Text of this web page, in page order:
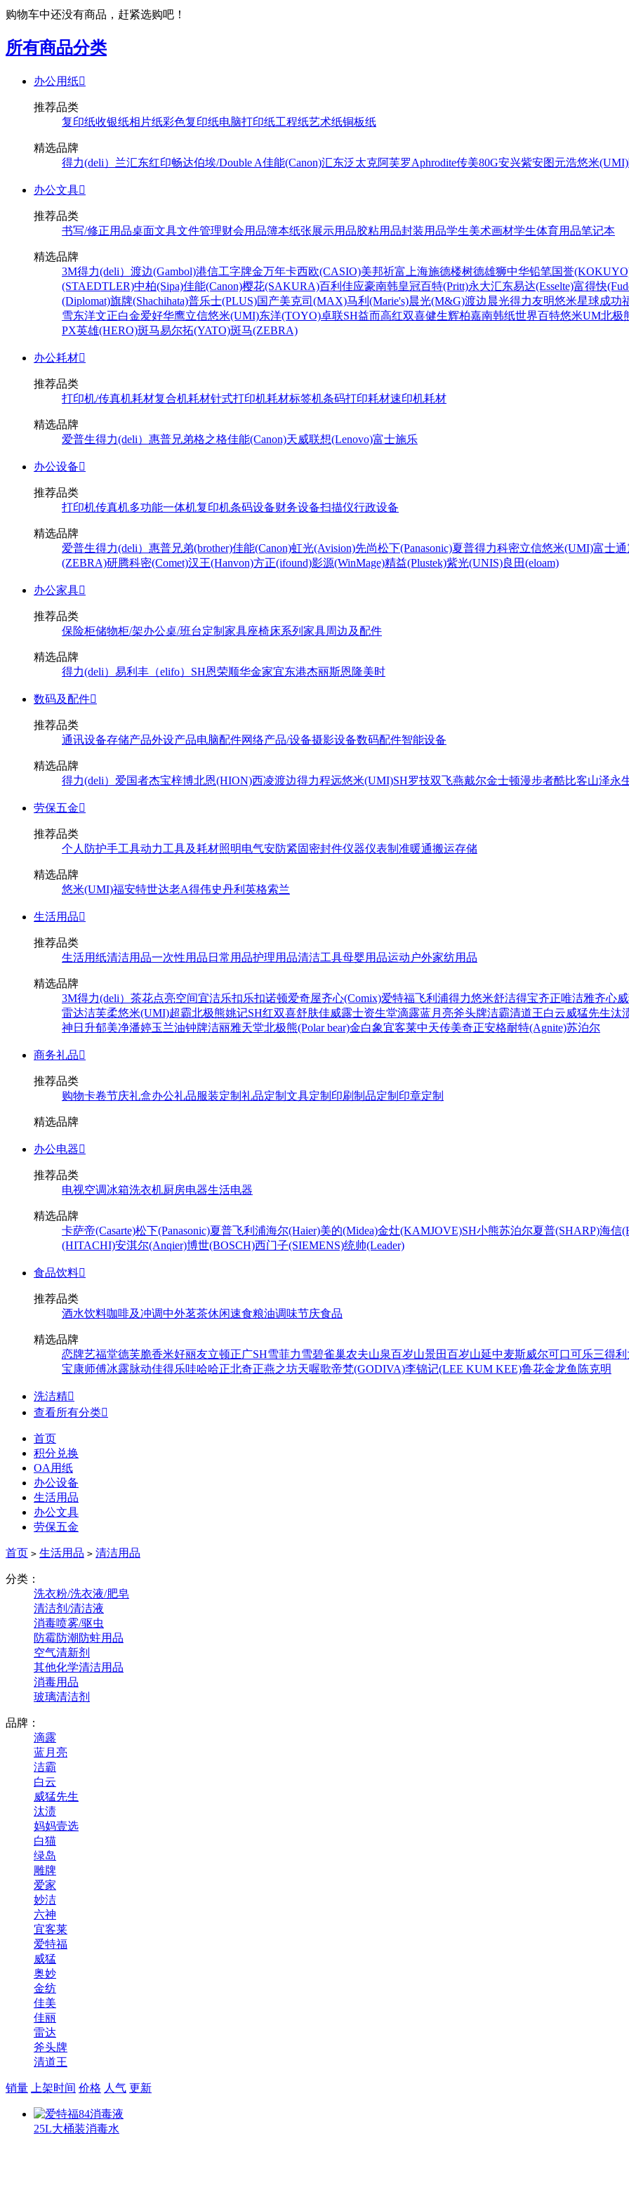
购物车中还没有商品，赶紧选购吧！
所有商品分类
办公用纸
推荐品类
复印纸收银纸相片纸彩色复印纸电脑打印纸工程纸艺术纸铜板纸
精选品牌
得力(deli） 兰汇东红印畅达伯埃/Double A佳能(Canon)汇东泛太克阿芙罗Aphrodite传美80G安兴紫安图元浩悠米(UMI)
办公文具
推荐品类
书写/修正用品桌面文具文件管理财会用品簿本纸张展示用品胶粘用品封装用品学生美术画材学生体育用品笔记本
精选品牌
3M得力(deli） 渡边(Gambol)港信工字牌金万年卡西欧(CASIO)美邦祈富 上海施德楼树德雄狮中华铅笔国誉
(STAEDTLER)中柏(Sipa)佳能(Canon)樱花(SAKURA)百利佳应豪南韩皇冠百特(Pritt)永大汇东易达(Esselte)富得快
(Diplomat)旗牌(Shachihata)普乐士(PLUS)国产美克司(MAX)马利(Marie's)晨光(M&G)渡边 晨光得力友明悠米星球成功
雪东洋文正白金爱好华鹰立信悠米(UMI)东洋(TOYO)卓联SH益而高红双喜健生辉柏嘉南韩纸世界百特悠米UM北极
PX英雄(HERO)斑马易尔拓(YATO)斑马(ZEBRA)
办公耗材
推荐品类
打印机/传真机耗材复合机耗材针式打印机耗材标签机条码打印耗材速印机耗材
精选品牌
爱普生得力(deli） 惠普兄弟格之格佳能(Canon)天威联想(Lenovo)富士施乐
办公设备
推荐品类
打印机传真机多功能一体机复印机条码设备财务设备扫描仪行政设备
精选品牌
爱普生得力(deli） 惠普兄弟(brother)佳能(Canon)虹光(Avision)先尚松下(Panasonic)夏普得力科密立信悠米(UMI)富士通
(ZEBRA)研腾科密(Comet)汉王(Hanvon)方正(ifound)影源(WinMage)精益(Plustek)紫光(UNIS)良田(eloam)
办公家具
推荐品类
保险柜储物柜/架办公桌/班台定制家具座椅床系列 家具周边及配件
精选品牌
得力(deli） 易利丰（elifo） SH恩荣顺华金家宜东港杰丽斯恩隆美时
数码及配件
推荐品类
通讯设备存储产品外设产品电脑配件网络产品/设备摄影设备数码配件智能设备
精选品牌
得力(deli） 爱国者杰宝梓博北恩(HION)西凌渡边得力程远悠米(UMI)SH罗技双飞燕戴尔金士顿漫步者酷比客山泽永
劳保五金
推荐品类
个人防护手工具动力工具及耗材照明电气安防紧固密封件仪器仪表制准暖通搬运存储
精选品牌
悠米(UMI)福安特世达老A得伟史丹利 英格索兰
生活用品
推荐品类
生活用纸清洁用品一次性用品 日常用品护理用品清洁工具母婴用品运动户外家纺用品
精选品牌
3M得力(deli） 茶花点亮空间宜洁乐扣乐扣诺顿爱奇屋齐心(Comix)爱特福飞利浦得力悠米舒洁得宝齐正唯洁雅齐心
雷达洁芙柔悠米(UMI)超霸北极熊姚记SH红双喜舒肤佳威露士资生堂滴露蓝月亮斧头牌洁霸清道王白云威猛先生汰
神 日升郁美净潘婷玉兰油钟牌洁丽雅天堂北极熊(Polar bear)金白象宜客莱中天传美奇正安格耐特(Agnite)苏泊尔
商务礼品
推荐品类
购物卡卷节庆礼盒办公礼品服装定制 礼品定制 文具定制 印刷制品定制 印章定制
精选品牌
办公电器
推荐品类
电视空调冰箱洗衣机厨房电器生活电器
精选品牌
卡萨帝(Casarte)松下(Panasonic)夏普飞利浦海尔(Haier)美的(Midea)金灶(KAMJOVE)SH小熊苏泊尔夏普(SHARP)海信
(HITACHI)安淇尔(Anqier)博世(BOSCH)西门子(SIEMENS)统帅(Leader)
食品饮料
推荐品类
酒水饮料咖啡及冲调中外茗茶休闲速食粮油调味节庆食品
精选品牌
恋牌艺福堂德芙脆香米好丽友立顿正广SH雪菲力雪碧雀巢农夫山泉百岁山景田百岁山延中麦斯威尔可口可乐三得利
宝康师傅冰露脉动佳得乐哇哈哈正北奇正燕之坊天喔歌帝梵(GODIVA)李锦记(LEE KUM KEE)鲁花金龙鱼 陈克明
洗洁精
查看所有分类
首页
积分兑换
OA用纸
办公设备
生活用品
办公文具
劳保五金
首页 > 生活用品 > 清洁用品
分类：
洗衣粉/洗衣液/肥皂
清洁剂/清洁液
消毒喷雾/驱虫
防霉防潮防蛀用品
空气清新剂
其他化学清洁用品
消毒用品
玻璃清洁剂
品牌：
滴露
蓝月亮
洁霸
白云
威猛先生
汰渍
妈妈壹选
白猫
绿岛
雕牌
爱家
妙洁
六神
宜客莱
爱特福
威猛
奥妙
金纺
佳美
佳丽
雷达
斧头牌
清道王
销量 上架时间 价格 人气 更新